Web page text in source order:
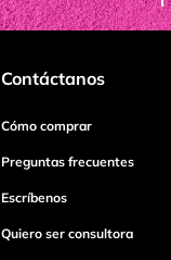
Contáctanos
Cómo comprar
Preguntas frecuentes
Escríbenos
Quiero ser consultora